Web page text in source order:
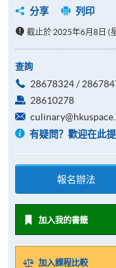
分享
列印
截止於 2025年6月8日 (
查詢
28678324 /
28610278
有疑問？歡迎在此
報名辦法
加入我的書籤
加入課程比較